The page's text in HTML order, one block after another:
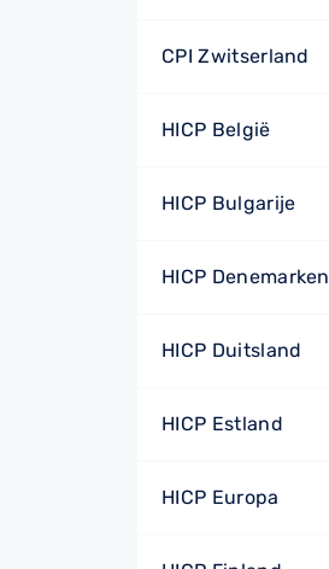
CPI Zwitserland
HICP België
HICP Bulgarije
HICP Denemarken
HICP Duitsland
HICP Estland
HICP Europa